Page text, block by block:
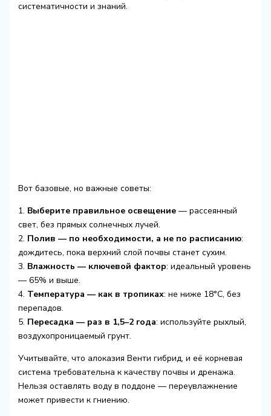
систематичности и знаний.
Вот базовые, но важные советы:
1. Выберите правильное освещение— рассеянный
свет, без прямых солнечных лучей.
2. Полив — по необходимости, а не по расписанию:
дождитесь, пока верхний слой почвы станет сухим.
3. Влажность — ключевой фактор: идеальный уровень
— 65% и выше.
4. Температура — как в тропиках: не ниже 18°C, без
перепадов.
5. Пересадка — раз в 1,5–2 года: используйте рыхлый,
воздухопроницаемый грунт.
Учитывайте, что алоказия Венти гибрид, и её корневая
система требовательна к качеству почвы и дренажа.
Нельзя оставлять воду в поддоне — переувлажнение
может привести к гниению.